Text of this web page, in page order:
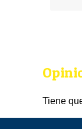
Tiene